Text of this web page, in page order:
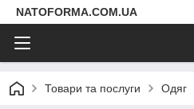
NATOFORMA.COM.UA
Товари та послуги Одяг